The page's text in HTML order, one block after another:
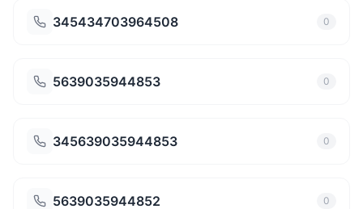
345434703964508 0
5639035944853 0
345639035944853 0
5639035944852 0